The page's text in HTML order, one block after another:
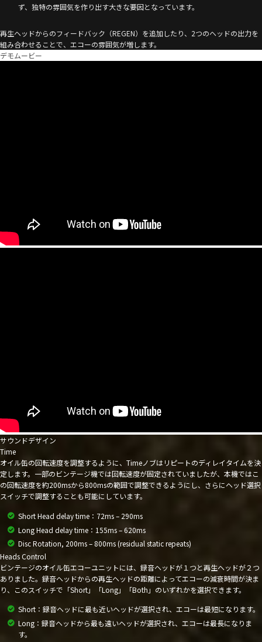
ず、独特の雰囲気を作り出す大きな要因となっています。
再生ヘッドからのフィードバック（REGEN）を追加したり、2つのヘッドの出力を
組み合わせることで、エコーの雰囲気が増します。
デモムービー
サウンドデザイン
Time
オイル缶の回転速度を調整するように、Timeノブはリピートのディレイタイムを決
定します。一部のビンテージ機では回転速度が固定されていましたが、本機ではこ
の回転速度を約200msから800msの範囲で調整できるようにし、さらにヘッド選択
スイッチで調整することも可能にしています。
Short Head delay time：72ms – 290ms
Long Head delay time：155ms – 620ms
Disc Rotation, 200ms – 800ms (residual static repeats)
Heads Control
ビンテージのオイル缶エコーユニットには、録音ヘッドが１つと再生ヘッドが２つ
ありました。録音ヘッドからの再生ヘッドの距離によってエコーの減衰時間が決ま
り、このスイッチで「Short」「Long」「Both」のいずれかを選択できます。
Short：録音ヘッドに最も近いヘッドが選択され、エコーは最短になります。
Long：録音ヘッドから最も遠いヘッドが選択され、エコーは最長になりま
す。